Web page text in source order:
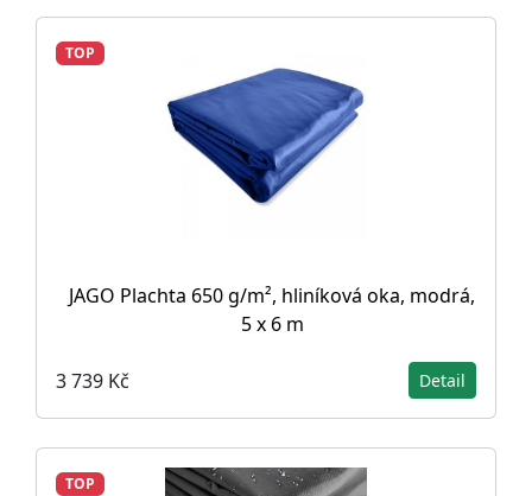
TOP
JAGO Plachta 650 g/m², hliníková oka, modrá,
5 x 6 m
3 739 Kč Detail
TOP